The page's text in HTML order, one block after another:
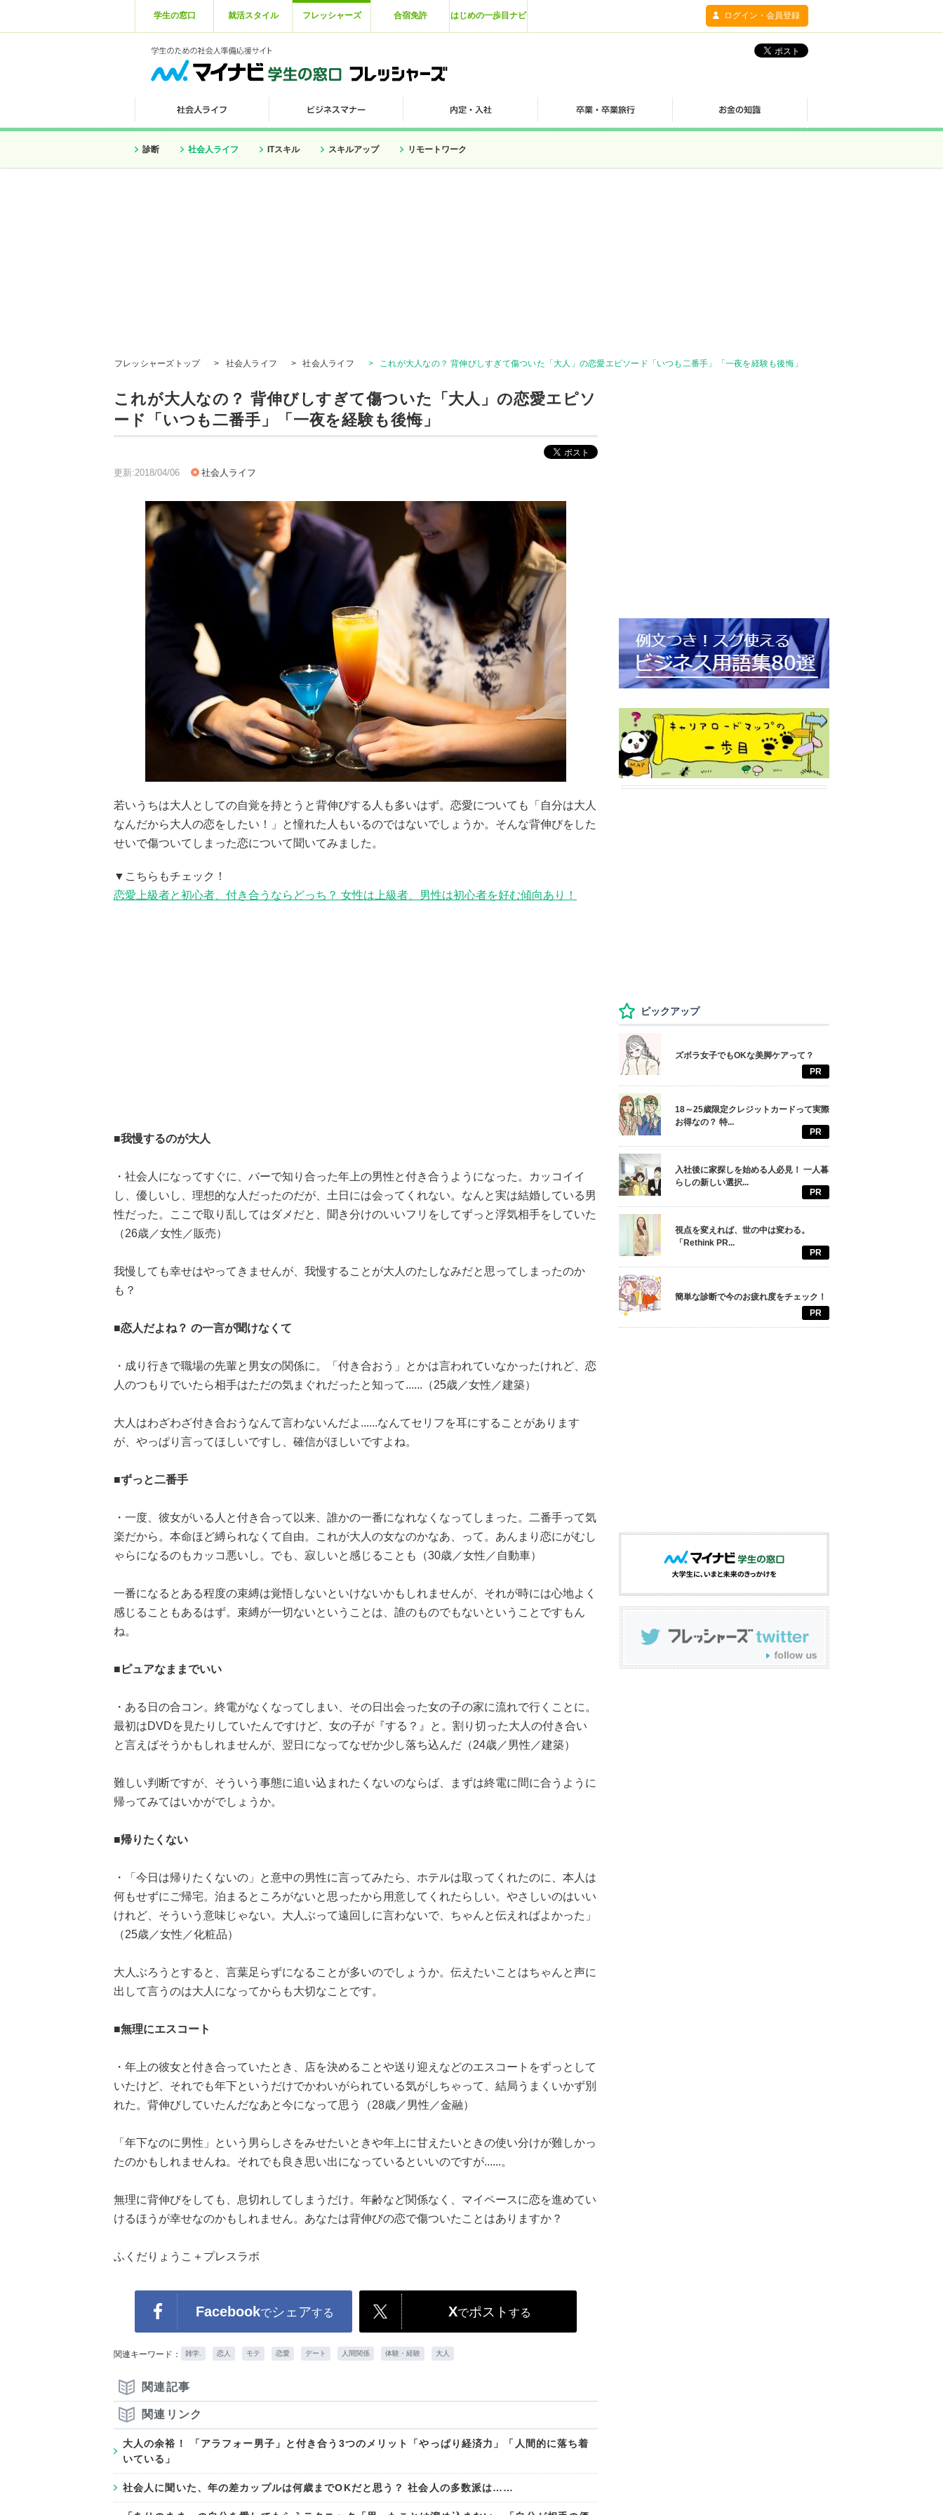
学生の窓口 就活スタイル フレッシャーズ 合宿免許 はじめの一歩目ナビ ログイン・会員登録
診断 社会人ライフ ITスキル スキルアップ リモートワーク
フレッシャーズトップ > 社会人ライフ > 社会人ライフ > これが大人なの？ 背伸びしすぎて傷ついた「大人」の恋愛エピソード「いつも二番手」「一夜を経験も後悔」
これが大人なの？ 背伸びしすぎて傷ついた「大人」の恋愛エピソ
ード「いつも二番手」「一夜を経験も後悔」
更新:2018/04/06 社会人ライフ
若いうちは大人としての自覚を持とうと背伸びする人も多いはず。恋愛についても「自分は大人
なんだから大人の恋をしたい！」と憧れた人もいるのではないでしょうか。そんな背伸びをした
せいで傷ついてしまった恋について聞いてみました。
▼こちらもチェック！
恋愛上級者と初心者、付き合うならどっち？ 女性は上級者、男性は初心者を好む傾向あり！
■我慢するのが大人
・社会人になってすぐに、バーで知り合った年上の男性と付き合うようになった。カッコイイ
し、優しいし、理想的な人だったのだが、土日には会ってくれない。なんと実は結婚している男
性だった。ここで取り乱してはダメだと、聞き分けのいいフリをしてずっと浮気相手をしていた
（26歳／女性／販売）
我慢しても幸せはやってきませんが、我慢することが大人のたしなみだと思ってしまったのか
も？
■恋人だよね？ の一言が聞けなくて
・成り行きで職場の先輩と男女の関係に。「付き合おう」とかは言われていなかったけれど、恋
人のつもりでいたら相手はただの気まぐれだったと知って......（25歳／女性／建築）
大人はわざわざ付き合おうなんて言わないんだよ......なんてセリフを耳にすることがあります
が、やっぱり言ってほしいですし、確信がほしいですよね。
■ずっと二番手
・一度、彼女がいる人と付き合って以来、誰かの一番になれなくなってしまった。二番手って気
楽だから。本命ほど縛られなくて自由。これが大人の女なのかなあ、って。あんまり恋にがむし
ゃらになるのもカッコ悪いし。でも、寂しいと感じることも（30歳／女性／自動車）
一番になるとある程度の束縛は覚悟しないといけないかもしれませんが、それが時には心地よく
感じることもあるはず。束縛が一切ないということは、誰のものでもないということですもん
ね。
■ピュアなままでいい
・ある日の合コン。終電がなくなってしまい、その日出会った女の子の家に流れで行くことに。
最初はDVDを見たりしていたんですけど、女の子が『する？』と。割り切った大人の付き合い
と言えばそうかもしれませんが、翌日になってなぜか少し落ち込んだ（24歳／男性／建築）
難しい判断ですが、そういう事態に追い込まれたくないのならば、まずは終電に間に合うように
帰ってみてはいかがでしょうか。
■帰りたくない
・「今日は帰りたくないの」と意中の男性に言ってみたら、ホテルは取ってくれたのに、本人は
何もせずにご帰宅。泊まるところがないと思ったから用意してくれたらしい。やさしいのはいい
けれど、そういう意味じゃない。大人ぶって遠回しに言わないで、ちゃんと伝えればよかった」
（25歳／女性／化粧品）
大人ぶろうとすると、言葉足らずになることが多いのでしょうか。伝えたいことはちゃんと声に
出して言うのは大人になってからも大切なことです。
■無理にエスコート
・年上の彼女と付き合っていたとき、店を決めることや送り迎えなどのエスコートをずっとして
いたけど、それでも年下というだけでかわいがられている気がしちゃって、結局うまくいかず別
れた。背伸びしていたんだなあと今になって思う（28歳／男性／金融）
「年下なのに男性」という男らしさをみせたいときや年上に甘えたいときの使い分けが難しかっ
たのかもしれませんね。それでも良き思い出になっているといいのですが......。
無理に背伸びをしても、息切れしてしまうだけ。年齢など関係なく、マイペースに恋を進めてい
けるほうが幸せなのかもしれません。あなたは背伸びの恋で傷ついたことはありますか？
ふくだりょうこ＋プレスラボ
Facebookでシェアする Xでポスト する
関連キーワード： 雑学. 恋人 モテ 恋愛 デート 人間関係 体験・経験 大人
関連記事
関連リンク
大人の余裕！ 「アラフォー男子」と付き合う3つのメリット「やっぱり経済力」「人間的に落ち着
いている」
社会人に聞いた、年の差カップルは何歳までOKだと思う？ 社会人の多数派は……
ピックアップ
ズボラ女子でもOKな美脚ケアって？
PR
18～25歳限定クレジットカードって実際
お得なの？ 特...
PR
入社後に家探しを始める人必見！ 一人暮
らしの新しい選択...
PR
視点を変えれば、世の中は変わる。
「Rethink PR...
PR
簡単な診断で今のお疲れ度をチェック！
PR